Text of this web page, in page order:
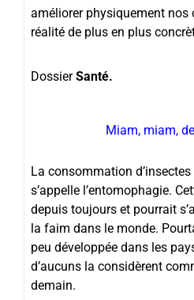
améliorer physiquement nos
réalité de plus en plus
DossierSanté.
Miam, miam,
La consommation d’insectes
s’appelle l’entomophagie.
depuis toujours et pourrait
la faim dans le monde.
peu développée dans les
d’aucuns la considèrent
demain.